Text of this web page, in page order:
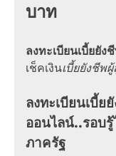
บาท
ลงทะเบียนเบี้ยยั
เช็คเงินเบี้ยยังชีพ
ลงทะเบียนเบี้ย
ออนไลน์..รอบรู้
ภาครัฐ